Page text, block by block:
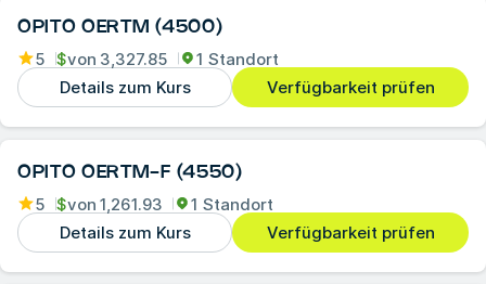
OPITO OERTM (4500)
5 $von 3,327.85
1 Standort
Details zum Kurs
Verfügbarkeit prüfen
OPITO OERTM-F (4550)
5 $von 1,261.93
1 Standort
Details zum Kurs
Verfügbarkeit prüfen